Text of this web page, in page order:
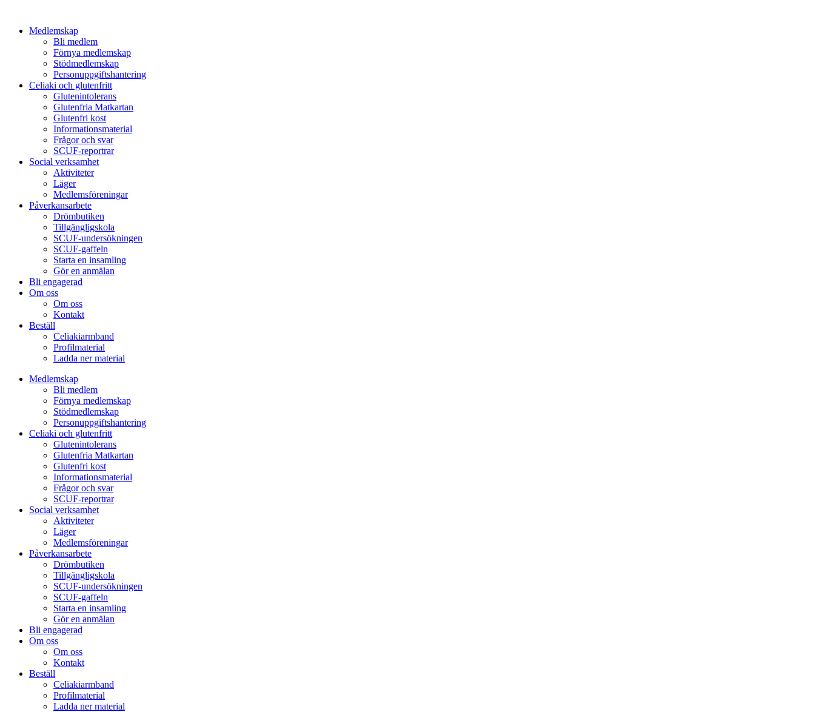
Medlemskap
Bli medlem
Förnya medlemskap
Stödmedlemskap
Personuppgiftshantering
Celiaki och glutenfritt
Glutenintolerans
Glutenfria Matkartan
Glutenfri kost
Informationsmaterial
Frågor och svar
SCUF-reportrar
Social verksamhet
Aktiviteter
Läger
Medlemsföreningar
Påverkansarbete
Drömbutiken
Tillgängligskola
SCUF-undersökningen
SCUF-gaffeln
Starta en insamling
Gör en anmälan
Bli engagerad
Om oss
Om oss
Kontakt
Beställ
Celiakiarmband
Profilmaterial
Ladda ner material
Medlemskap
Bli medlem
Förnya medlemskap
Stödmedlemskap
Personuppgiftshantering
Celiaki och glutenfritt
Glutenintolerans
Glutenfria Matkartan
Glutenfri kost
Informationsmaterial
Frågor och svar
SCUF-reportrar
Social verksamhet
Aktiviteter
Läger
Medlemsföreningar
Påverkansarbete
Drömbutiken
Tillgängligskola
SCUF-undersökningen
SCUF-gaffeln
Starta en insamling
Gör en anmälan
Bli engagerad
Om oss
Om oss
Kontakt
Beställ
Celiakiarmband
Profilmaterial
Ladda ner material